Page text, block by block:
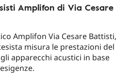
Amplifon di Via Cesare
Amplifon Via Cesare Battisti,
misura le prestazioni del
apparecchi acustici in base